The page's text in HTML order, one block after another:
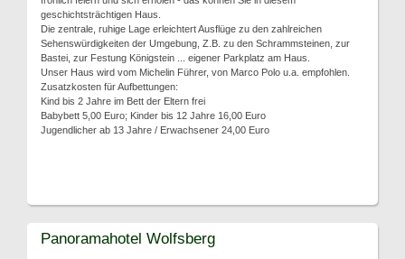
geschichtsträchtigen Haus.
Die zentrale, ruhige Lage erleichtert Ausflüge zu den zahlreichen
Sehenswürdigkeiten der Umgebung, Z.B. zu den Schrammsteinen, zur
Bastei, zur Festung Königstein ... eigener Parkplatz am Haus.
Unser Haus wird vom Michelin Führer, von Marco Polo u.a. empfohlen.
Zusatzkosten für Aufbettungen:
Kind bis 2 Jahre im Bett der Eltern frei
Babybett 5,00 Euro; Kinder bis 12 Jahre 16,00 Euro
Jugendlicher ab 13 Jahre / Erwachsener 24,00 Euro
Panoramahotel Wolfsberg